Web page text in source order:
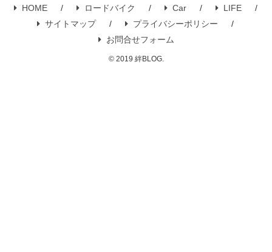
HOME ロードバイク Car
LIFE
サイトマップ
プライバシーポリシー
お問合せフォーム
© 2019 絆BLOG.